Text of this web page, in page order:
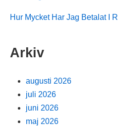
Hur Mycket Har Jag Betalat I
Arkiv
augusti 2026
juli 2026
juni 2026
maj 2026